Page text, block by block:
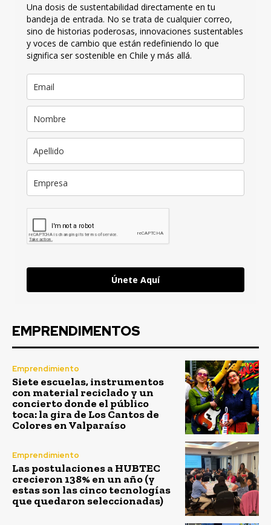
Una dosis de sustentabilidad directamente en tu
bandeja de entrada. No se trata de cualquier correo,
sino de historias poderosas, innovaciones sustentables
y voces de cambio que están redefiniendo lo que
significa ser sostenible en Chile y más allá.
Únete Aquí
EMPRENDIMENTOS
Emprendimiento
Siete escuelas, instrumentos
con material reciclado y un
concierto donde el público
toca: la gira de Los Cantos de
Colores en Valparaíso
Emprendimiento
Las postulaciones a HUBTEC
crecieron 138% en un año (y
estas son las cinco tecnologías
que quedaron seleccionadas)